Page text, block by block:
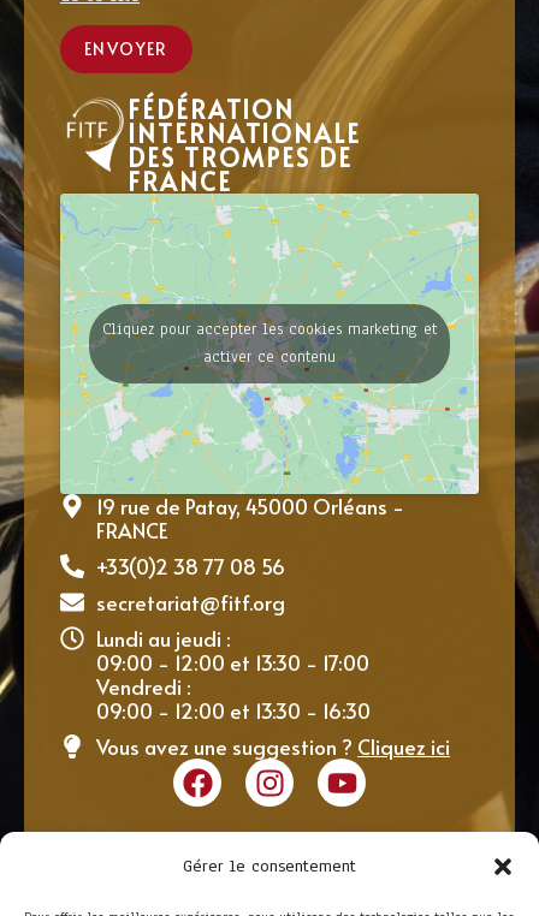
Gérer le consentement
ENVOYER
FÉDÉRATION
INTERNATIONALE
DES TROMPES DE
FRANCE
Cliquez pour accepter les cookies marketing et
activer ce contenu
19 rue de Patay, 45000 Orléans -
FRANCE
+33(0)2 38 77 08 56
secretariat@fitf.org
Lundi au jeudi :
09:00 - 12:00 et 13:30 - 17:00
Vendredi :
09:00 - 12:00 et 13:30 - 16:30
Vous avez une suggestion ? Cliquez ici